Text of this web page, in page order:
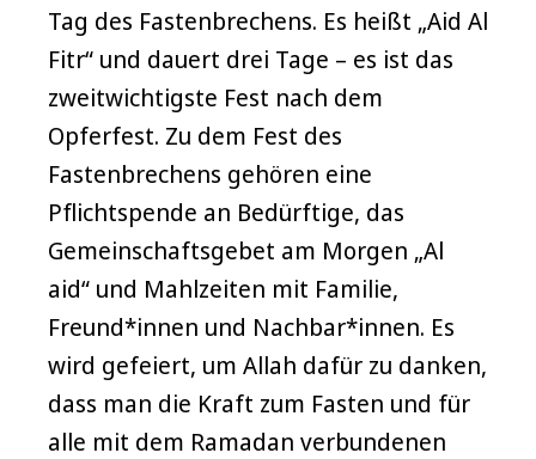
Tag des Fastenbrechens. Es heißt „Aid Al
Fitr“ und dauert drei Tage – es ist das
zweitwichtigste Fest nach dem
Opferfest. Zu dem Fest des
Fastenbrechens gehören eine
Pflichtspende an Bedürftige, das
Gemeinschaftsgebet am Morgen „Al
aid“ und Mahlzeiten mit Familie,
Freund*innen und Nachbar*innen. Es
wird gefeiert, um Allah dafür zu danken,
dass man die Kraft zum Fasten und für
alle mit dem Ramadan verbundenen